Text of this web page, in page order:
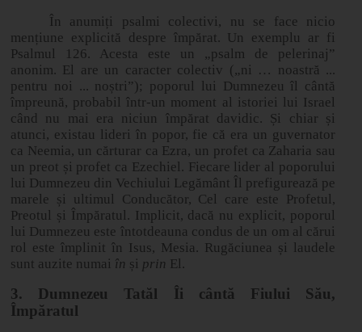
În anumiți psalmi colectivi, nu se face nicio
mențiune explicită despre împărat. Un exemplu ar fi
Psalmul 126. Acesta este un „psalm de pelerinaj”
anonim. El are un caracter colectiv („ni … noastră ...
pentru noi ... noștri”); poporul lui Dumnezeu îl cântă
împreună, probabil într-un moment al istoriei lui Israel
când nu mai era niciun împărat davidic. Și chiar și
atunci, existau lideri în popor, fie că era un guvernator
ca Neemia, un cărturar ca Ezra, un profet ca Zaharia sau
un preot și profet ca Ezechiel. Fiecare lider al poporului
lui Dumnezeu din Vechiului Legământ Îl prefigurează pe
marele și ultimul Conducător, Cel care este Profetul,
Preotul și Împăratul. Implicit, dacă nu explicit, poporul
lui Dumnezeu este întotdeauna condus de un om al cărui
rol este împlinit în Isus, Mesia. Rugăciunea și laudele
sunt auzite numai în și prin El.
3. Dumnezeu Tatăl Îi cântă Fiului Său,
Împăratul